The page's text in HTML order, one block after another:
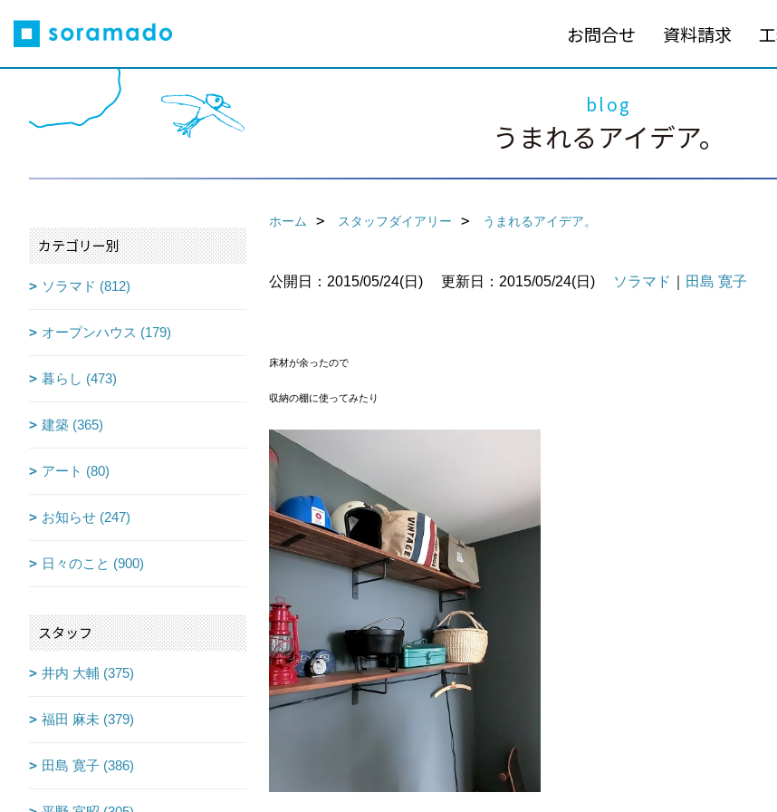
お問合せ 資料請求
blog
うまれるアイデア。
ホーム スタッフダイアリー うまれるアイデア。
公開日：2015/05/24(日) 更新日：2015/05/24(日) ソラマド 田島 寛子
床材が余ったので
収納の棚に使ってみたり
カテゴリー別
ソラマド (812)
オープンハウス (179)
暮らし (473)
建築 (365)
アート (80)
お知らせ (247)
日々のこと (900)
スタッフ
井内 大輔 (375)
福田 麻未 (379)
田島 寛子 (386)